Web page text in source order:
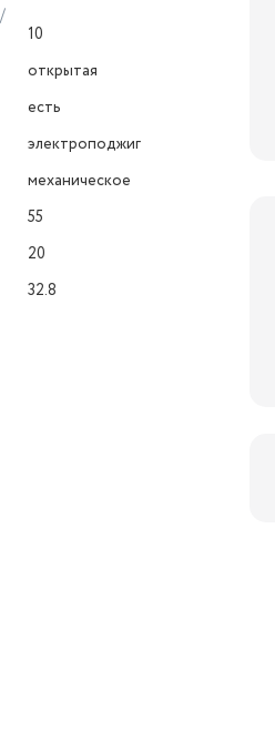
10
открытая
есть
электроподжиг
механическое
55
20
32.8